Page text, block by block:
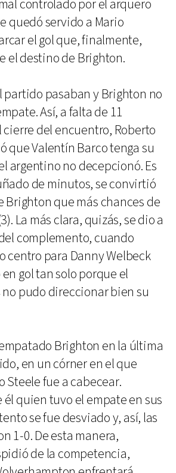
controlado por el arquero
quedó servido a Mario
el gol que, finalmente,
el destino de Brighton.
partido pasaban y Brighton no
Así, a falta de 11
del encuentro, Roberto
que Valentín Barco tenga su
argentino no decepcionó. Es
de minutos, se convirtió
Brighton que más chances de
La más clara, quizás, se dio a
complemento, cuando
centro para Danny Welbeck
gol tan solo porque el
pudo direccionar bien su
Brighton en la última
en un córner en el que
Steele fue a cabecear.
quien tuvo el empate en sus
se fue desviado y, así, las
1-0. De esta manera,
de la competencia,